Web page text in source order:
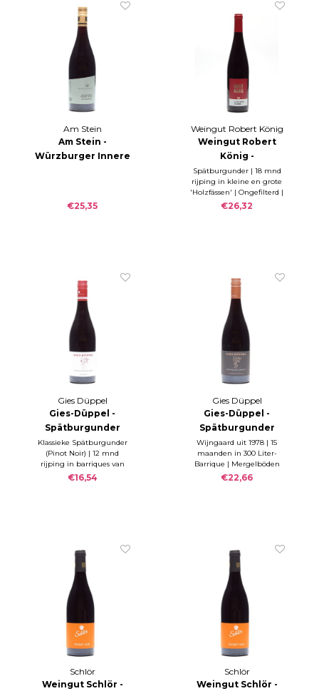
Am Stein
Am Stein -
Würzburger Innere
€25,35
Weingut Robert König
Weingut Robert
König -
Assmannshäuser
Höllenberg EMPOR
2019
Spätburgunder | 18 mnd
rijping in kleine en grote
'Holzfässen' | Ongefilterd |
RZ 0,1g/l & S 5,3g/l
€26,32
Gies Düppel
Gies-Düppel -
Spätburgunder
trocken Quarz
2022
Klassieke Spätburgunder
(Pinot Noir) | 12 mnd
rijping in barriques van
300 ltr | gebotteld Fe. 2023
| RZ 1,9 g/l; S 5,3 g/l.
€16,54
Gies Düppel
Gies-Düppel -
Spätburgunder
Siebeldinger
Sonnenschein 2018
Wijngaard uit 1978 | 15
maanden in 300 Liter-
Barrique | Mergelböden
mit Kies | RZ 0,1 g/l; S 5,2
g/l
€22,66
Schlör
Weingut Schlör -
Schlör
Weingut Schlör -